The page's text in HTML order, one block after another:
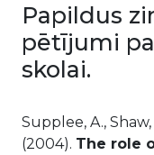
Papildus
pētījumi
skolai.
Supplee, A.,
(2004). The role